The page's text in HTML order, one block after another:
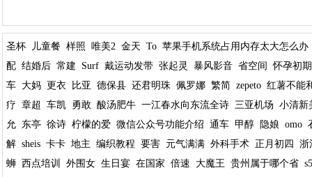
圣杯 儿童餐 样照 唯美2 金天 To 苹果手机系统占用内存太大怎么办
配 结婚后 常建 Surf 戴运动发带 张起灵 暴风影音 省空间
怀孕初
车 大妈 更衣 比亚 德保县 还君明珠 佩罗娜 繁简 zepeto 红薯不能
疗 章超 车凯 勇敢 酸汤肥牛 一江春水向东流全诗 三亚机场 小清新
允 东亭 徐诗 柠檬的爱 微信公众号功能介绍 通车 甲醇 隐娘 omo
解 sheis 卡卡 地主 编织教程 要害 元气满满 外科手术 正月初四
浙
蛳 西点培训 外围女 生日宴 在国家 倍速 大魔王 贵州属于哪个省